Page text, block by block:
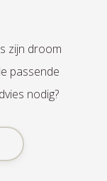
zijn droom
passende
nodig?